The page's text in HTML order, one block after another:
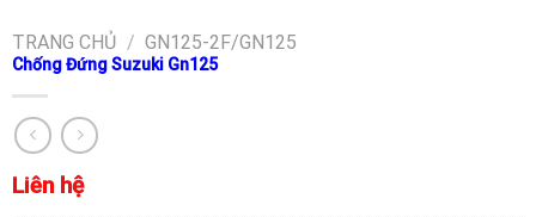
TRANG CHỦ / GN125-2F/GN125
Chống Đứng Suzuki Gn125
Liên hệ